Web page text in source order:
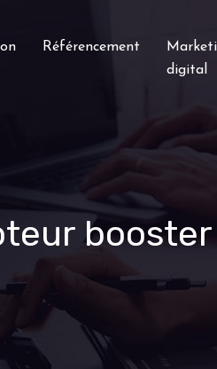
Référencement
digital